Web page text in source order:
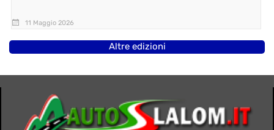
11 Maggio 2026
Altre edizioni